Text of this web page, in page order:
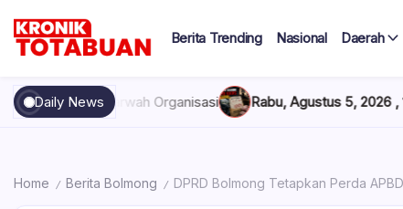
content
Totabuan
Terkini
hari
ini
Berita Trending Nasional Daerah
Daily News
Marwah Organisasi Rabu, Agustus 5, 2026 , 11:44 AM
Home / Berita Bolmong / DPRD Bolmong Tetapkan Perda